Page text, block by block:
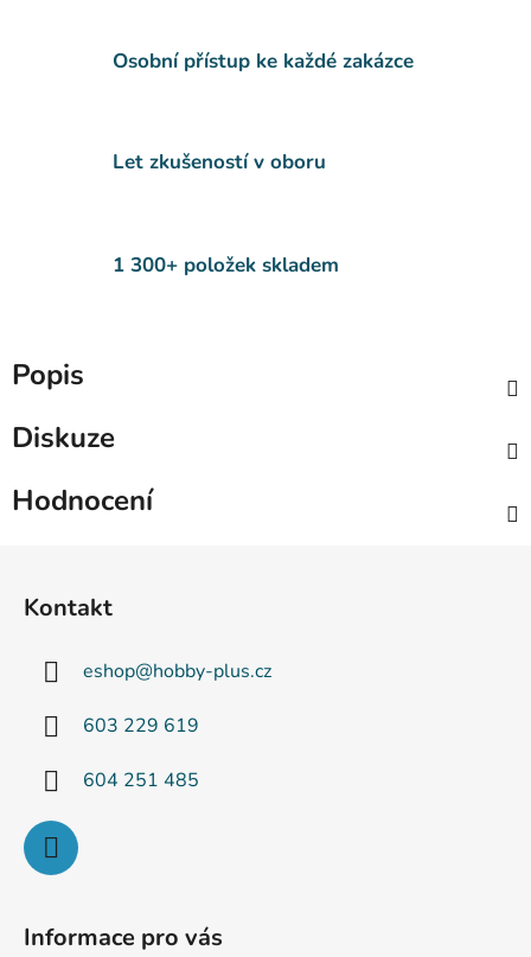
Osobní přístup ke každé zakázce
Let zkušeností v oboru
1 300+ položek skladem
Popis
Diskuze
Hodnocení
Kontakt
eshop@hobby-plus.cz
603 229 619
604 251 485
Informace pro vás